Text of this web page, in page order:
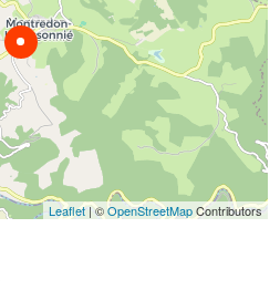
Leaflet| ©OpenStreetMapContributors